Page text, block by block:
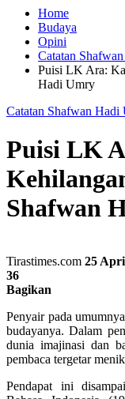
Home
Budaya
Opini
Catatan
Puisi LK Ara:
Hadi Umry
Catatan Shafwan Hadi
Puisi LK
Shafwan
Tirastimes.com 25
36
Bagikan
Penyair pada
budayanya. Dalam
dunia imajinasi dan
pembaca tergetar
Pendapat ini